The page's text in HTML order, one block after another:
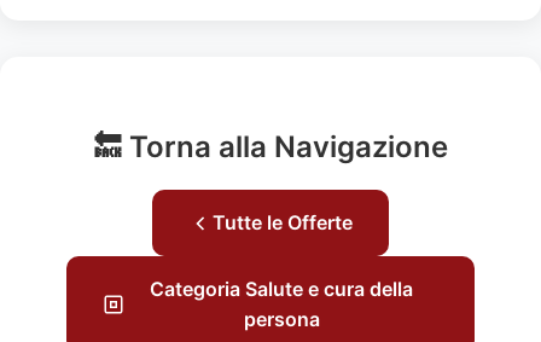
🔙 Torna alla Navigazione
Tutte le Offerte
Categoria Salute e cura della
persona